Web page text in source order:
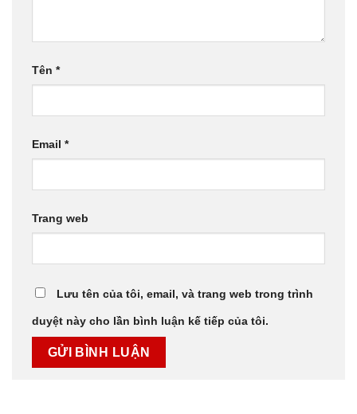
Tên *
Email *
Trang web
Lưu tên của tôi, email, và trang web trong trình
duyệt này cho lần bình luận kế tiếp của tôi.